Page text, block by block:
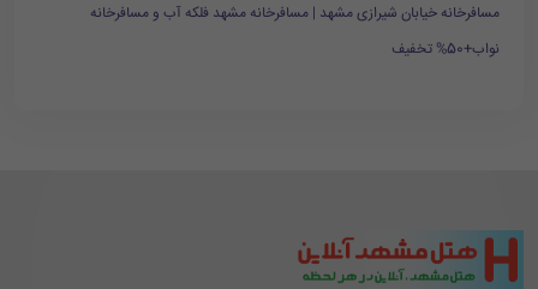
مسافرخانه خیابان شیرازی مشهد | مسافرخانه مشهد فلکه آب و مسافرخانه
نواب+50% تخفیف